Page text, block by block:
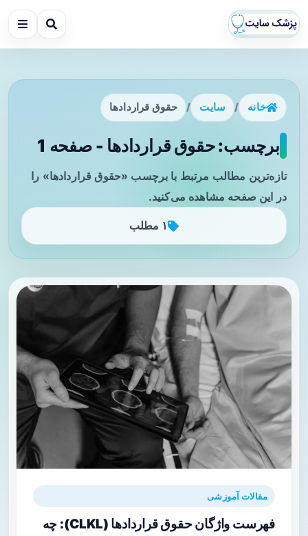
خانه / سایت / حقوق قراردادها
برچسب: حقوق قراردادها - صفحه 1
تازه‌ترین مطالب مرتبط با برچسب «حقوق قراردادها» را
در این صفحه مشاهده می‌کنید.
۱ مطلب
مقالات آموزشی
فهرست واژگان حقوق قراردادها (CLKL): چه